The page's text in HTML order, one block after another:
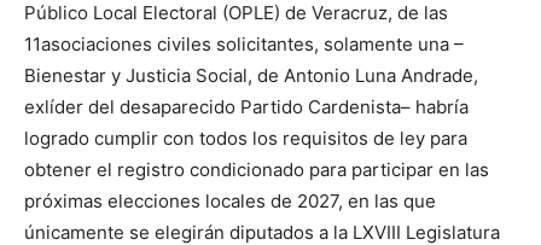
Público Local Electoral (OPLE) de Veracruz, de las
11asociaciones civiles solicitantes, solamente una –
Bienestar y Justicia Social, de Antonio Luna Andrade,
exlíder del desaparecido Partido Cardenista– habría
logrado cumplir con todos los requisitos de ley para
obtener el registro condicionado para participar en las
próximas elecciones locales de 2027, en las que
únicamente se elegirán diputados a la LXVIII Legislatura